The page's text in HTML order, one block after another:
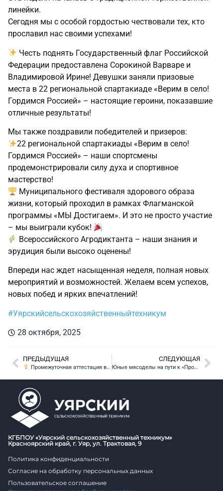
линейки.
Сегодня мы с особой гордостью чествовали тех, кто
прославил нас своими успехами!
Честь поднять Государственный флаг Российской
Федерации предоставлена Сорокиной Варваре и
Владимировой Ирине! Девушки заняли призовые
места в 22 региональной спартакиаде «Верим в село!
Гордимся Россией» – настоящие героини, показавшие
отличные результаты!
Мы также поздравили победителей и призеров:
22 региональной спартакиады «Верим в село!
Гордимся Россией» – наши спортсмены
продемонстрировали силу духа и спортивное
мастерство!
Муниципального фестиваля здорового образа
жизни, который проходил в рамках Флагманской
программы «МЫ Достигаем». И это не просто участие
– мы выиграли кубок!
Всероссийского Агродиктанта – наши знания и
эрудиция были высоко оценены!
Впереди нас ждет насыщенная неделя, полная новых
мероприятий и возможностей. Желаем всем успехов,
новых побед и ярких впечатлений!
#Уярскийсельскохозяйственныйтехникум
28 октября, 2025
ПРЕДЫДУЩАЯ
Промежуточная аттестация в форме демонстрационного экзамена: эффективный инструмент контроля умений и навыков
СЛЕДУЮЩАЯ
Юные мясоделы на пути к «Профессионалам»!
КГБПОУ «Уярский сельскохозяйственный техникум»
Красноярский край, г. Уяр, ул. Трактовая, 9
Политика конфиденциальности
Согласие на обработку персональных данных
Пользовательское соглашение